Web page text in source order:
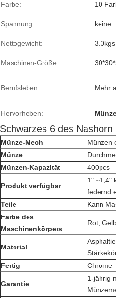
Farbe:
10
Spannung: keine
Nettogewicht: 3.0kgs
Maschinen-Größe:
Berufsleben: Mehr
Hervorheben:
Schwarzes 6 des
Münze-Mech
Münzen
Münze
Münzen-Kapazität
400pcs
Produkt verfügbar
1" ~1,4"
federnd
Teile
Kann
Farbe des
Maschinenkörpers
Rot,
Material
Fertig
Chrome
Garantie
1-jährig